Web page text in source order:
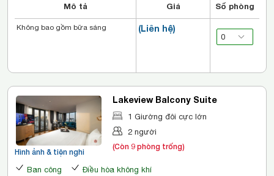
Mô tả Giá Số phòng
(Liên hệ)
Không bao gồm bữa sáng
Hình ảnh & tiện nghi
Lakeview Balcony Suite
1 Giường đôi cực lớn
2 người
(Còn 9 phòng trống)
Ban công Điều hòa không khí